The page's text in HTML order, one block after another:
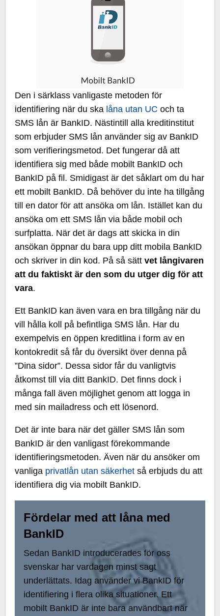
Den i särklass vanligaste metoden för
identifiering när du ska låna utan UC och ta
SMS lån är BankID. Nästintill alla kreditinstitut
som erbjuder SMS lån använder sig av BankID
som verifieringsmetod. Det fungerar då att
identifiera sig med både mobilt BankID och
BankID på fil. Smidigast är det såklart om du har
ett mobilt BankID. Då behöver du inte ha tillgång
till en dator för att ansöka om lån. Istället kan du
ansöka om ett SMS lån via både mobil och
surfplatta. När det är dags att skicka in din
ansökan öppnar du bara upp ditt mobila BankID
och skriver in din kod. På så sättvet långivaren
att du faktiskt är den som du utger dig för att
vara.
Ett BankID kan även vara en bra tillgång när du
vill hålla koll på befintliga SMS lån. Har du
exempelvis en öppen kreditlina i form av en
kontokredit så får du översikt över denna på
”Dina sidor”. Dessa sidor får du vanligtvis
åtkomst till via ditt BankID. Det finns dock i
många fall även möjlighet genom att logga in
med sin mailadress och ett lösenord.
Det är inte bara när det gäller SMS lån som
BankID är den vanligast förekommande
identifieringsmetoden. Även när du ansöker om
vanliga privatlån utan säkerhet så erbjuds du att
identifiera dig via mobilt BankID.
Fördelar med att låna med
BankID
Sedan BankID introducerades för oss
svenskar har vardagen minst sagt
underlättats. Idag använder vi BankID för
identifiering i flera olika situationer. Ett
mobilt BankID är inte bara användbart när